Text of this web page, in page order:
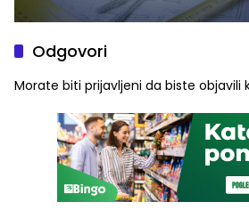
Odgovori
Morate biti prijavljeni da biste objavili